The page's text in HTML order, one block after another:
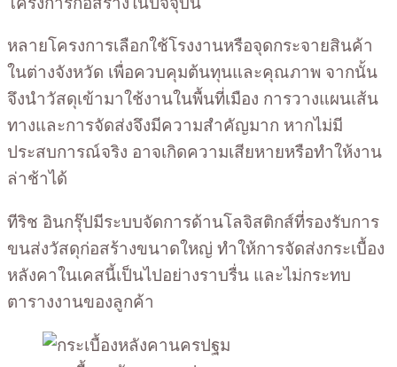
หลายโครงการเลือกใช้โรงงานหรือจุดกระจายสินค้า
ในต่างจังหวัด เพื่อควบคุมต้นทุนและคุณภาพ จากนั้น
จึงนำวัสดุเข้ามาใช้งานในพื้นที่เมือง การวางแผนเส้น
ทางและการจัดส่งจึงมีความสำคัญมาก หากไม่มี
ประสบการณ์จริง อาจเกิดความเสียหายหรือทำให้งาน
ล่าช้าได้
ทีริช อินกรุ๊ปมีระบบจัดการด้านโลจิสติกส์ที่รองรับการ
ขนส่งวัสดุก่อสร้างขนาดใหญ่ ทำให้การจัดส่งกระเบื้อง
หลังคาในเคสนี้เป็นไปอย่างราบรื่น และไม่กระทบ
ตารางงานของลูกค้า